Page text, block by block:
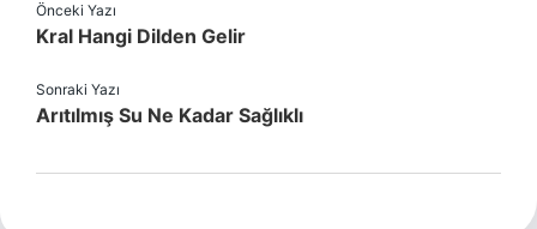
Önceki Yazı
Kral Hangi Dilden Gelir
Sonraki Yazı
Arıtılmış Su Ne Kadar Sağlıklı